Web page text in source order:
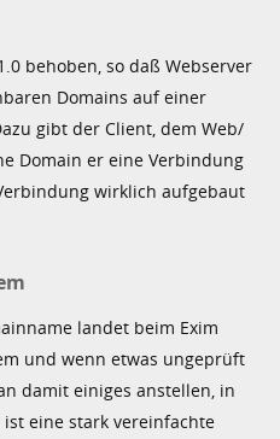
behoben, so daß Webserver
Domains auf einer
gibt der Client, dem Web/
Domain er eine Verbindung
wirklich aufgebaut
landet beim Exim
und wenn etwas ungeprüft
damit einiges anstellen, in
ist eine stark vereinfachte